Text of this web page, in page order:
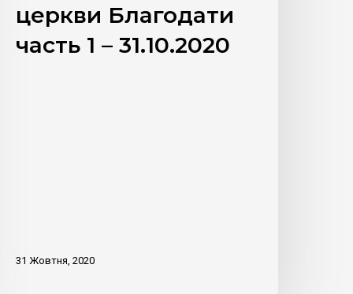
церкви Благодати
часть 1 – 31.10.2020
31 Жовтня, 2020